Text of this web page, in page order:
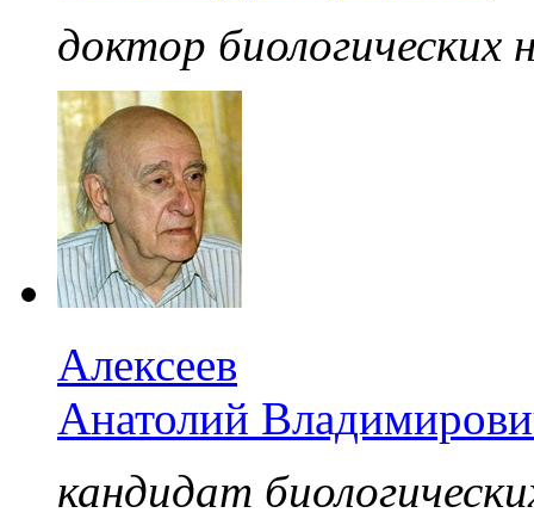
доктор биологических
Алексеев
Анатолий
кандидат